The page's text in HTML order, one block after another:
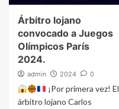
Árbitro lojano
convocado a Juegos
Olímpicos París
2024.
admin 2024 0
¡Por primera vez! El
árbitro lojano Carlos